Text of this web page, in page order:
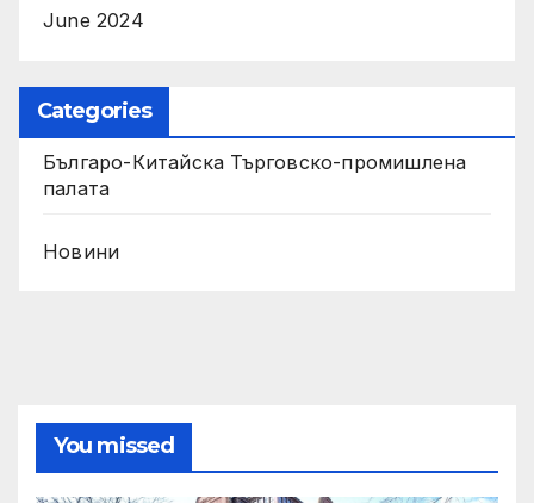
June 2024
Categories
Българо-Китайска Търговско-промишлена
палaта
Новини
You missed